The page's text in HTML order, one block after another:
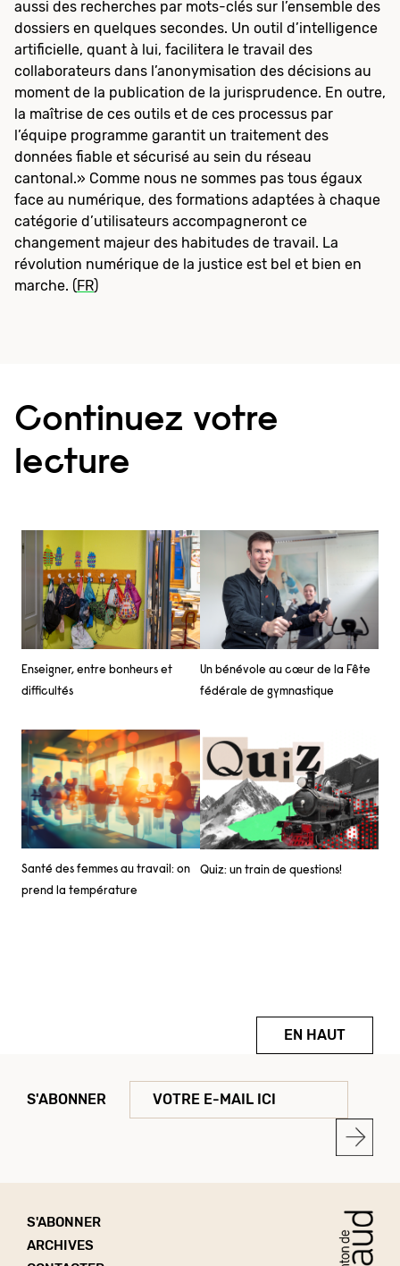
aussi des recherches par mots-clés sur l’ensemble des
dossiers en quelques secondes. Un outil d’intelligence
artificielle, quant à lui, facilitera le travail des
collaborateurs dans l’anonymisation des décisions au
moment de la publication de la jurisprudence. En outre,
la maîtrise de ces outils et de ces processus par
l’équipe programme garantit un traitement des
données fiable et sécurisé au sein du réseau
cantonal.» Comme nous ne sommes pas tous égaux
face au numérique, des formations adaptées à chaque
catégorie d’utilisateurs accompagneront ce
changement majeur des habitudes de travail. La
révolution numérique de la justice est bel et bien en
marche. (FR)
Continuez votre
lecture
Enseigner, entre bonheurs et
difficultés
Un bénévole au cœur de la Fête
fédérale de gymnastique
Santé des femmes au travail: on
prend la température
Quiz: un train de questions!
S'ABONNER
EN HAUT
S'ABONNER
ARCHIVES